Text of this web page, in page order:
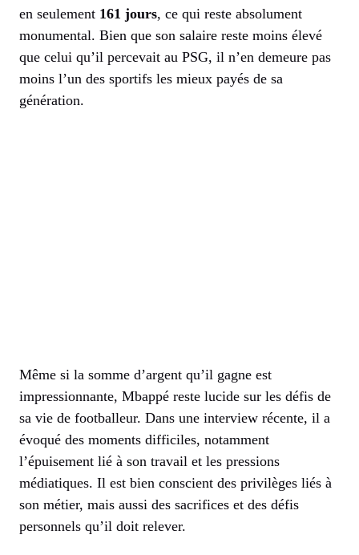
en seulement 161 jours, ce qui reste absolument
monumental. Bien que son salaire reste moins élevé
que celui qu’il percevait au PSG, il n’en demeure pas
moins l’un des sportifs les mieux payés de sa
génération.
Même si la somme d’argent qu’il gagne est
impressionnante, Mbappé reste lucide sur les défis de
sa vie de footballeur. Dans une interview récente, il a
évoqué des moments difficiles, notamment
l’épuisement lié à son travail et les pressions
médiatiques. Il est bien conscient des privilèges liés à
son métier, mais aussi des sacrifices et des défis
personnels qu’il doit relever.